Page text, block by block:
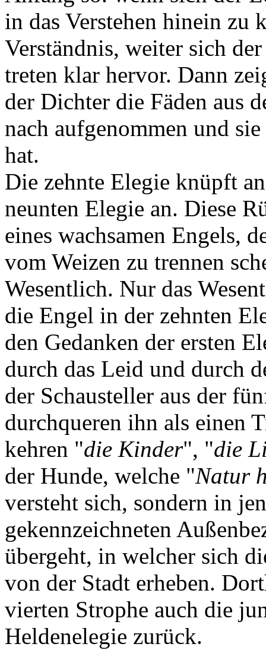
in das Verstehen hinein zu
Verständnis, weiter sich
treten klar hervor. Dann
der Dichter die Fäden aus
nach aufgenommen und
hat.
Die zehnte Elegie knüpft
neunten Elegie an. Diese
eines wachsamen Engels,
vom Weizen zu trennen
Wesentlich. Nur das
die Engel in der zehnten
den Gedanken der ersten
durch das Leid und durch
der Schausteller aus der
durchqueren ihn als einen
kehren "die Kinder", "die
der Hunde, welche "Natur
versteht sich, sondern in
gekennzeichneten
übergeht, in welcher sich
von der Stadt erheben.
vierten Strophe auch die
Heldenelegie zurück.